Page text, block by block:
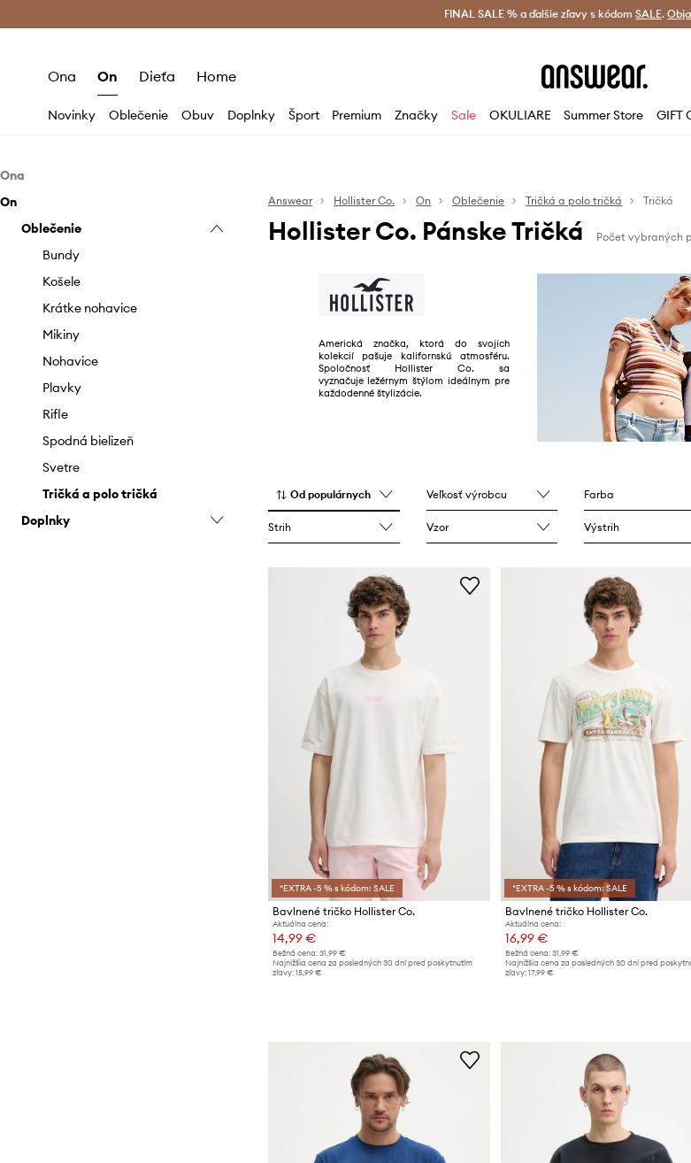
Bezplatná doprava od 60 € > Doručenie aj do 24 h >
FINAL SALE % a ďalšie zľavy s kódom SALE.
Ona On Dieťa Home
Novinky Oblečenie Obuv Doplnky Šport Premium Značky Sale OKULIARE Summer Store GIFT
Ona
Blúzky a košele
Bundy
Krátke nohavice
Mikiny
Nohavice a legíny
Overaly
Plavky
Rifle
Saká a vesty
Spodná bielizeň
Sukne
Svetre
Doplnky
Kabelky
Šály a šatky
On
Oblečenie
Bundy
Košele
Krátke nohavice
Mikiny
Nohavice
Plavky
Rifle
Spodná bielizeň
Svetre
Tričká a polo tričká
Doplnky
Answear Hollister Co. On Oblečenie Tričká a polo tričká Tričká
Hollister Co. Pánske Tričká Počet vybraných
Americká značka, ktorá do svojich
kolekcií pašuje kalifornskú atmosféru.
Spoločnosť Hollister Co. sa
vyznačuje ležérnym štýlom ideálnym pre
každodenné štylizácie.
Od populárnych Veľkosť výrobcu Farba
Strih Vzor Výstrih
*EXTRA -5 % s kódom: SALE
Bavlnené tričko Hollister Co.
Aktuálna cena:
14,99 €
Bežná cena: 31,99 €
Najnižšia cena za posledných 30 dní pred poskytnutím
zľavy: 15,99 €
*EXTRA -5 % s kódom: SALE
Bavlnené tričko Hollister Co.
Aktuálna cena:
16,99 €
Bežná cena: 31,99 €
Najnižšia cena za posledných 30 dní pred
zľavy: 17,99 €